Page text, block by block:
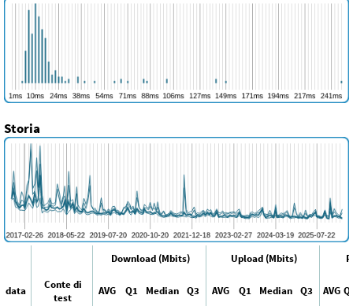
Storia
Download (Mbits) Upload (Mbits)
data
Conte di
test
AVG Q1 Median Q3 AVG Q1 Median Q3 AVG